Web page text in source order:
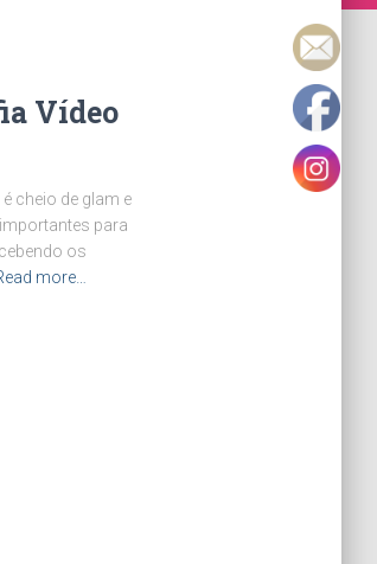
Vídeo
cheio de glam e
para
os
more…